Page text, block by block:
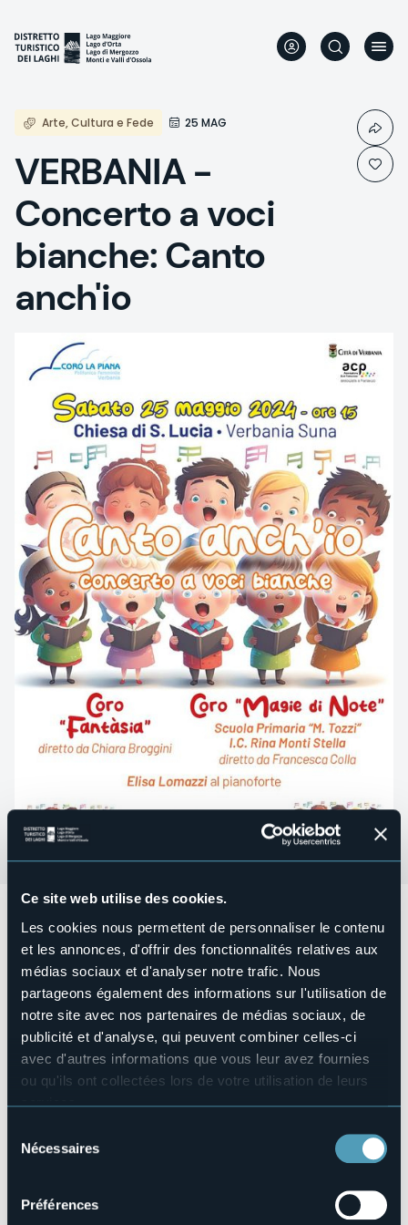
Ce site web utilise des cookies.
Les cookies nous permettent de personnaliser le contenu
et les annonces, d'offrir des fonctionnalités relatives aux
médias sociaux et d'analyser notre trafic. Nous
partageons également des informations sur l'utilisation de
notre site avec nos partenaires de médias sociaux, de
publicité et d'analyse, qui peuvent combiner celles-ci
avec d'autres informations que vous leur avez fournies
ou qu'ils ont collectées lors de votre utilisation de leurs
services.
manière de les gérer et de les supprimer,
cliquez ici
Nécessaires
Préférences
contenu
principal
Arte, Cultura e Fede 25 MAG
VERBANIA -
Concerto a voci
bianche: Canto
anch'io
voci bianche: Canto anch'io. Coro "Fantàsia" diretto da
Chiara Broggini Coro "Magia di Note" Scuola Primaria
"M.Tozzi" I.C. Rina Monti Stella diretto da Francesca Colla,
Elisa Lomazzi al pianoforte.
Ingresso gratuito.
Organisateur de l'événement
Coro La Piana ACP-Associazione Cori Piemontesi
Lieu de l'événement
Chiesa di Santa Lucia
+39 328 4884365 (Paola) \ +39 3406456437 (Vera)
Site Internet